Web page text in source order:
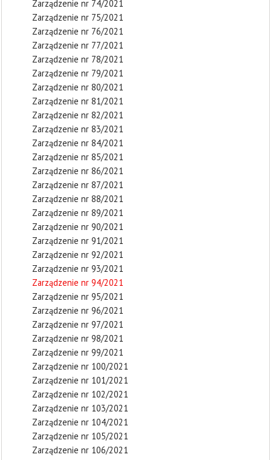
Zarządzenie nr 74/2021
Zarządzenie nr 75/2021
Zarządzenie nr 76/2021
Zarządzenie nr 77/2021
Zarządzenie nr 78/2021
Zarządzenie nr 79/2021
Zarządzenie nr 80/2021
Zarządzenie nr 81/2021
Zarządzenie nr 82/2021
Zarządzenie nr 83/2021
Zarządzenie nr 84/2021
Zarządzenie nr 85/2021
Zarządzenie nr 86/2021
Zarządzenie nr 87/2021
Zarządzenie nr 88/2021
Zarządzenie nr 89/2021
Zarządzenie nr 90/2021
Zarządzenie nr 91/2021
Zarządzenie nr 92/2021
Zarządzenie nr 93/2021
Zarządzenie nr 94/2021
Zarządzenie nr 95/2021
Zarządzenie nr 96/2021
Zarządzenie nr 97/2021
Zarządzenie nr 98/2021
Zarządzenie nr 99/2021
Zarządzenie nr 100/2021
Zarządzenie nr 101/2021
Zarządzenie nr 102/2021
Zarządzenie nr 103/2021
Zarządzenie nr 104/2021
Zarządzenie nr 105/2021
Zarządzenie nr 106/2021